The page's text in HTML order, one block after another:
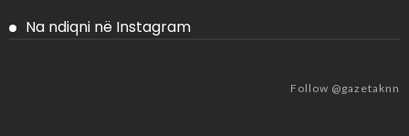
Na ndiqni në Instagram
Follow @gazetaknn